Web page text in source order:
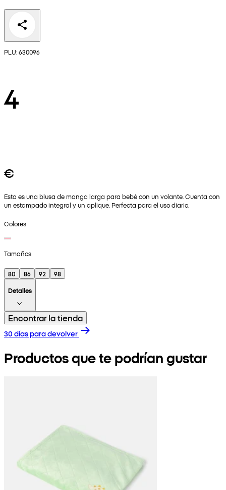
PLU: 630096
4
€
Esta es una blusa de manga larga para bebé con un volante. Cuenta con
un estampado integral y un aplique. Perfecta para el uso diario.
Colores
Tamaños
80 86 92
98
Detalles
Encontrar la tienda
30 días para devolver
Productos que te podrían gustar